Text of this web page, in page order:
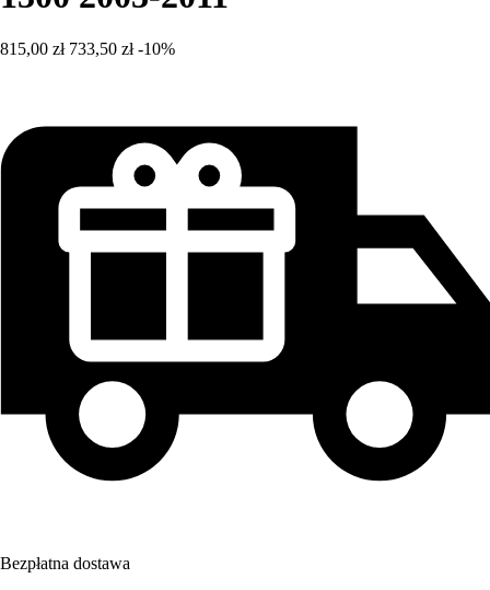
815,00 zł 733,50 zł -10%
Bezpłatna dostawa